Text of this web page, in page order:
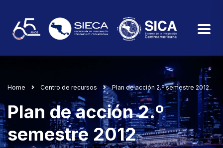
Home Centro de recursos Plan de acción 2.º semestre 2012
Plan de acción 2.º
semestre 2012